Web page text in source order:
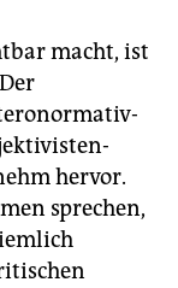
macht, ist
hervor.
sprechen,